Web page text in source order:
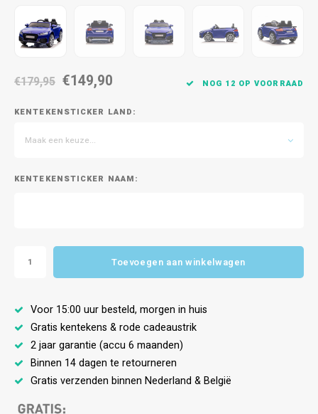
€179,95 €149,90 NOG 12 OP VOORRAAD
KENTEKENSTICKER LAND:
Maak een keuze...
KENTEKENSTICKER NAAM:
Toevoegen aan winkelwagen
Voor 15:00 uur besteld, morgen in huis
Gratis kentekens & rode cadeaustrik
2 jaar garantie (accu 6 maanden)
Binnen 14 dagen te retourneren
Gratis verzenden binnen Nederland & België